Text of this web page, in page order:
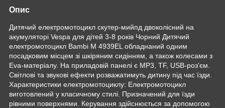
Опис
Дитячий електромотоцикл скутер-мийпд двоколісний на
акумуляторі Vespa для дітей 3-8 років Чорний Дитячий
електромотоцикл Bambi M 4939EL обладнаний одним
посадковим місцем зі шкіряним сидінням, а також колесами з
Eva-матеріалу. На приладовій панелі є MP3, TF, USB-роз'єм.
Світлові та звукові ефекти розважатимуть дитину під час їзди.
Характеристики електромотоциклу: Електромотоцикл
виготовлений у класичному стилі. Призначений для їзди
рівними поверхнями. Керування здійснюється за допомогою